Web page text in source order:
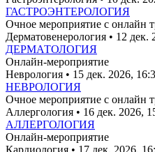
ГАСТРОЭНТЕРОЛОГИЯ
Очное мероприятие с онлайн
Дерматовенерология • 12
ДЕРМАТОЛОГИЯ
Онлайн-мероприятие
Неврология • 15 дек. 2026,
НЕВРОЛОГИЯ
Очное мероприятие с онлайн
Аллергология • 16 дек. 2026,
АЛЛЕРГОЛОГИЯ
Онлайн-мероприятие
Кардиология • 17 дек. 2026,